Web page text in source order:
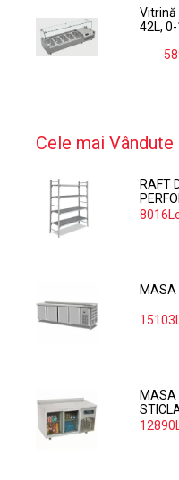
Vitrină
42L,
Cele mai Vândute
RAFT
374*60
MASA
MASA